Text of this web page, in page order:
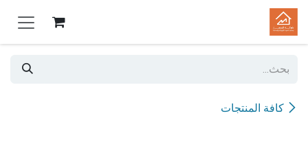
تخطي للذهاب إلى المحتوى
كافة المنتجات